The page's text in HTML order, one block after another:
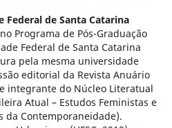
Federal de Santa Catarina
Programa de Pós-Graduação
Federal de Santa Catarina
pela mesma universidade
editorial da Revista Anuário
integrante do Núcleo Literatual
Atual – Estudos Feministas e
da Contemporaneidade).